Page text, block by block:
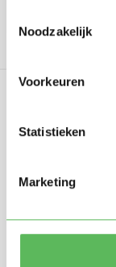
Noodzakelijk
Voorkeuren
Statistieken
Marketing
in 2017,
brengen.